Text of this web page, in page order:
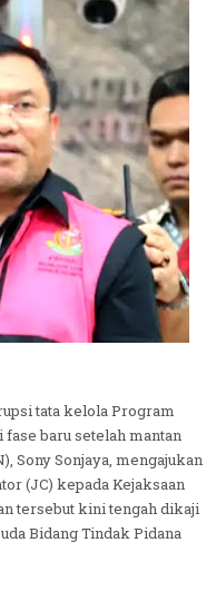
tata kelola Program
baru setelah mantan
Sony Sonjaya, mengajukan
(JC) kepada Kejaksaan
tersebut kini tengah dikaji
Bidang Tindak Pidana